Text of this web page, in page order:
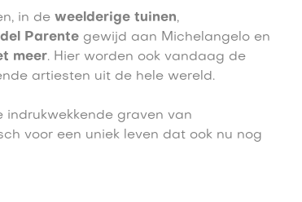
in de weelderige tuinen,
Parentegewijd aan Michelangelo en
meer. Hier worden ook vandaag de
artiesten uit de hele wereld.
indrukwekkende graven van
voor een uniek leven dat ook nu nog